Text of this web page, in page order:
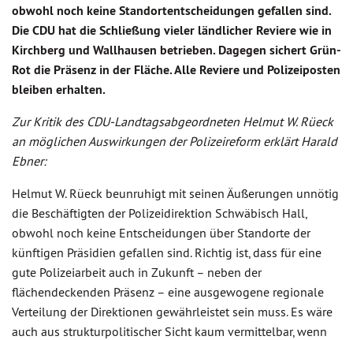
obwohl noch keine Standort­ent­schei­dungen gefallen sind.
Die CDU hat die Schließung vieler ländlicher Reviere wie in
Kirchberg und Wallhausen betrieben. Dagegen sichert Grün-
Rot die Präsenz in der Fläche. Alle Reviere und Polizeiposten
bleiben erhalten.
Zur Kritik des CDU-Landtagsabgeordneten Helmut W. Rüeck
an möglichen Auswirkungen der Polizeireform erklärt Harald
Ebner:
Helmut W. Rüeck beunruhigt mit seinen Äußerungen unnötig
die Beschäftigten der Polizeidirektion Schwäbisch Hall,
obwohl noch keine Entscheidungen über Standorte der
künftigen Präsidien gefallen sind. Richtig ist, dass für eine
gute Polizeiarbeit auch in Zukunft – neben der
flächendeckenden Präsenz – eine ausgewogene regionale
Verteilung der Direktionen gewährleistet sein muss. Es wäre
auch aus strukturpolitischer Sicht kaum vermittelbar, wenn